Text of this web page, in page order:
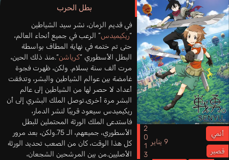
بطل الحرب
أنمي
قصير
9 يناير 2013
في قديم الزمان، نشر سيد الشياطين
“ريكيميدس” الرعب في جميع أنحاء العالم،
حتى تم ختمه في نهاية المطاف بواسطة
البطل الأسطوري “كرياشن“.منذ ذلك الحين،
مرت ألف سنة بسلام. ولكن، ظهرت فجوة
غامضة بين عوالم الشياطين والبشر، وتدفقت
أعداد لا حصر لها من الشياطين إلى عالم
البشر مرة أخرى.توصل الملك البشري إلى أن
ريكيميدس سيعود قريبًا لنشر الدمار،
فاستدعى الملك الورثة المحتملين للبطل
الأسطوري، جميعهم، الـ 75.ولكن، بعد مرور
كل هذا الوقت، كان من الصعب تحديد الورثة
الأصليين.من بين المرشحين الشجعان،